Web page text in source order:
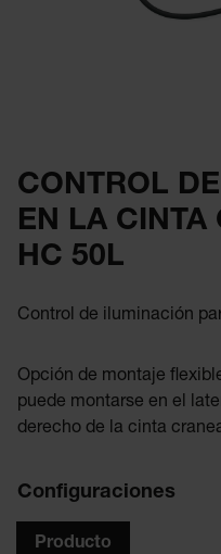
CONTROL
EN LA CINTA
HC 50L
Control de iluminación
Opción de montaje
puede montarse en el
derecho de la cinta
Configuraciones
Producto